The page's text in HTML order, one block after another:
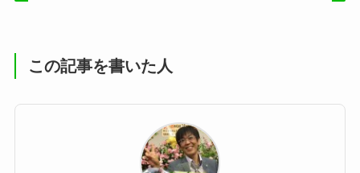
この記事を書いた人